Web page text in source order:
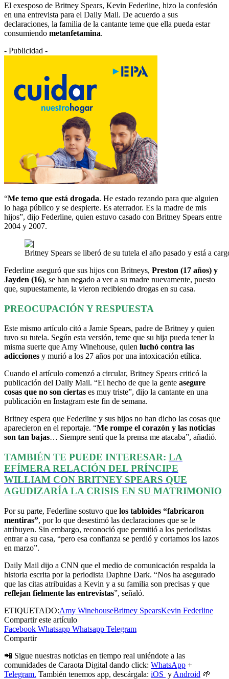
El exesposo de Britney Spears, Kevin Federline, hizo la confesión
en una entrevista para el Daily Mail. De acuerdo a sus
declaraciones, la familia de la cantante teme que ella pueda estar
consumiendo metanfetamina.
- Publicidad -
“Me temo que está drogada. He estado rezando para que alguien
lo haga público y se despierte. Es aterrador. Es la madre de mis
hijos”, dijo Federline, quien estuvo casado con Britney Spears entre
2004 y 2007.
Britney Spears se liberó de su tutela el año pasado y está a
Federline aseguró que sus hijos con Britneys, Preston (17 años) y
Jayden (16), se han negado a ver a su madre nuevamente, puesto
que, supuestamente, la vieron recibiendo drogas en su casa.
PREOCUPACIÓN Y RESPUESTA
Este mismo artículo citó a Jamie Spears, padre de Britney y quien
tuvo su tutela. Según esta versión, teme que su hija pueda tener la
misma suerte que Amy Winehouse, quien luchó contra las
adicciones y murió a los 27 años por una intoxicación etílica.
Cuando el artículo comenzó a circular, Britney Spears criticó la
publicación del Daily Mail. “El hecho de que la gente asegure
cosas que no son ciertas es muy triste”, dijo la cantante en una
publicación en Instagram este fin de semana.
Britney espera que Federline y sus hijos no han dicho las cosas que
aparecieron en el reportaje. “Me rompe el corazón y las noticias
son tan bajas… Siempre sentí que la prensa me atacaba”, añadió.
TAMBIÉN TE PUEDE INTERESAR: LA
EFÍMERA RELACIÓN DEL PRÍNCIPE
WILLIAM CON BRITNEY SPEARS QUE
AGUDIZARÍA LA CRISIS EN SU MATRIMONIO
Por su parte, Federline sostuvo que los tabloides “fabricaron
mentiras”, por lo que desestimó las declaraciones que se le
atribuyen. Sin embargo, reconoció que permitió a los periodistas
entrar a su casa, “pero esa confianza se perdió y cortamos los lazos
en marzo”.
Daily Mail dijo a CNN que el medio de comunicación respalda la
historia escrita por la periodista Daphne Dark. “Nos ha asegurado
que las citas atribuidas a Kevin y a su familia son precisas y que
reflejan fielmente las entrevistas”, señaló.
ETIQUETADO:Amy WinehouseBritney SpearsKevin Federline
Compartir este artículo
Facebook Whatsapp Whatsapp Telegram
Compartir
📲 Sigue nuestras noticias en tiempo real uniéndote a las
comunidades de Caraota Digital dando click: WhatsApp +
Telegram. También tenemos app, descárgala: iOS y Android 🌱